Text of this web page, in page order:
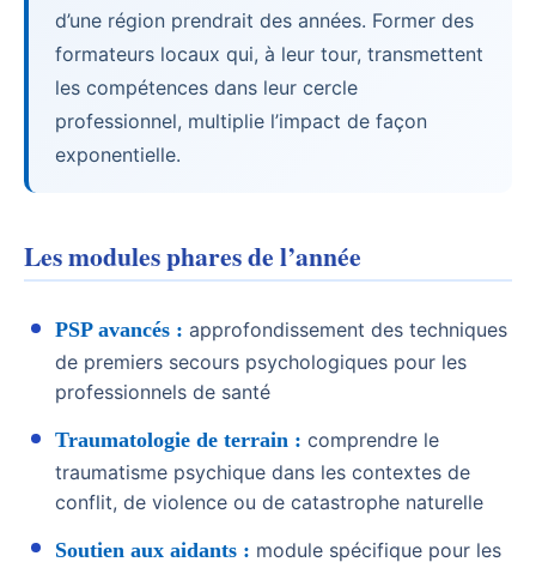
d’une région prendrait des années. Former des
formateurs locaux qui, à leur tour, transmettent
les compétences dans leur cercle
professionnel, multiplie l’impact de façon
exponentielle.
Les modules phares de l’année
PSP avancés : approfondissement des techniques
de premiers secours psychologiques pour les
professionnels de santé
Traumatologie de terrain : comprendre le
traumatisme psychique dans les contextes de
conflit, de violence ou de catastrophe naturelle
Soutien aux aidants : module spécifique pour les